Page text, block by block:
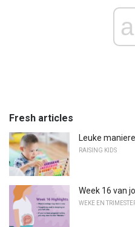
Fresh articles
Leuke
RAISING KIDS
Week 16 van
WEKE EN